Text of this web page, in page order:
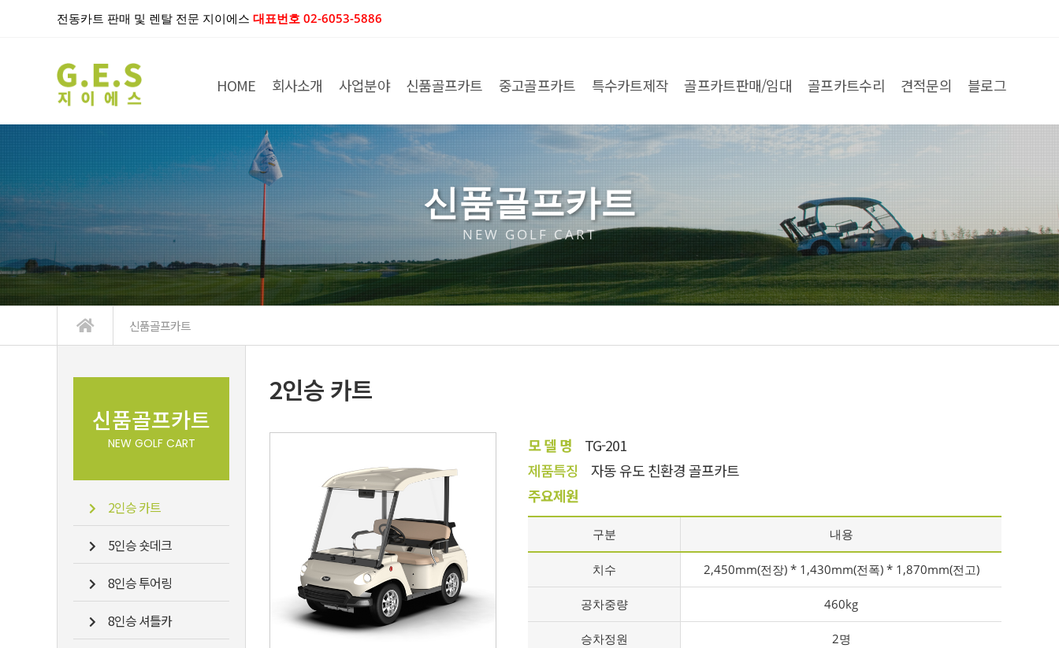
전동카트 판매 및 렌탈 전문 지이에스 대표번호 02-6053-5886
HOME 회사소개 사업분야 신품골프카트 중고골프카트 특수카트제작 골프카트판매/임대 골프카트수리 견적문의 블로그
신품골프카트
NEW GOLF CART
신품골프카트
신품골프카트
NEW GOLF CART
2인승 카트
5인승 숏데크
8인승 투어링
8인승 셔틀카
2인승 카트
모 델 명
TG-201
제품특징
자동 유도 친환경 골프카트
주요제원
구분 내용
치수 2,450mm(전장) * 1,430mm(전폭) * 1,870mm(전고)
공차중량 460kg
승차정원 2명